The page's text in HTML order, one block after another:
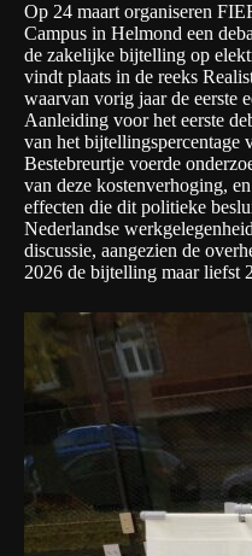
Op 24 maart organiseren
Campus in Helmond een
de zakelijke bijtelling op
vindt plaats in de reeks
waarvan vorig jaar de eerste
Aanleiding voor het eerste
van het bijtellingspercentage
Bestebreurtje voerde
van deze kostenverhoging,
effecten die dit politieke
Nederlandse
discussie, aangezien de
2026 de bijtelling maar liefst